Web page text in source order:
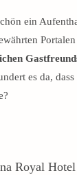
ein
es da,
Royal Hotel